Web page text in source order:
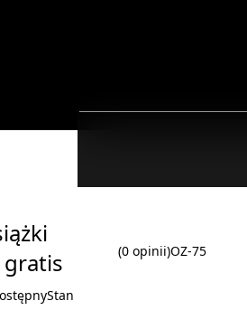
gratis
(0 opinii)OZ-75
Stan